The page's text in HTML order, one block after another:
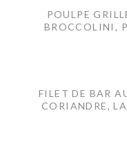
POULPE
BROCCOLINI,
FILET DE BAR
CORIANDRE,